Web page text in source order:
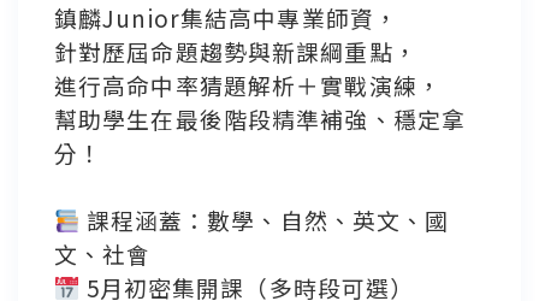
鎮麟Junior集結高中專業師資，
針對歷屆命題趨勢與新課綱重點，
進行高命中率猜題解析＋實戰演練，
幫助學生在最後階段精準補強、穩定拿
分！
課程涵蓋：數學、自然、英文、國
文、社會
5月初密集開課（多時段可選）